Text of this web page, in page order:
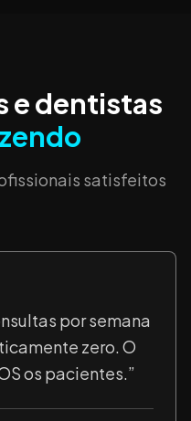
e dentistas
satisfeitos
por semana
zero. O
os pacientes.”